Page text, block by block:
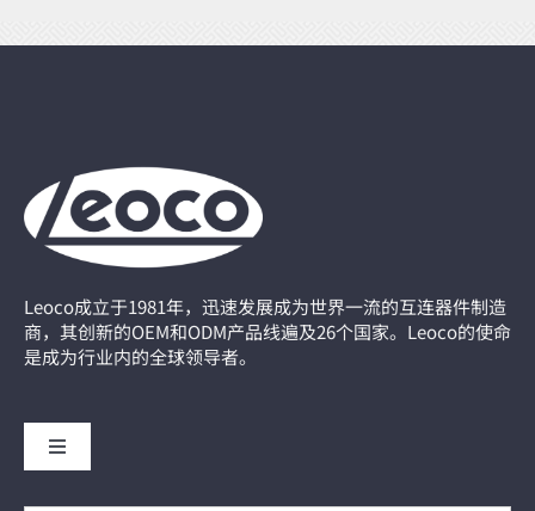
Leoco成立于1981年，迅速发展成为世界一流的互连器件制造
商，其创新的OEM和ODM产品线遍及26个国家。Leoco的使命
是成为行业内的全球领导者。
Toggle